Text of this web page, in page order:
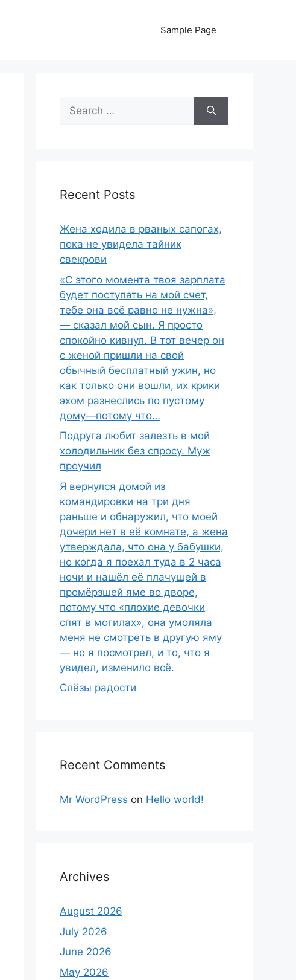
Sample Page
Search
for:
Recent Posts
Жена ходила в рваных сапогах,
пока не увидела тайник
свекрови
«С этого момента твоя зарплата
будет поступать на мой счет,
тебе она всё равно не нужна»,
— сказал мой сын. Я просто
спокойно кивнул. В тот вечер он
с женой пришли на свой
обычный бесплатный ужин, но
как только они вошли, их крики
эхом разнеслись по пустому
дому—потому что…
Подруга любит залезть в мой
холодильник без спросу. Муж
проучил
Я вернулся домой из
командировки на три дня
раньше и обнаружил, что моей
дочери нет в её комнате, а жена
утверждала, что она у бабушки,
но когда я поехал туда в 2 часа
ночи и нашёл её плачущей в
промёрзшей яме во дворе,
потому что «плохие девочки
спят в могилах», она умоляла
меня не смотреть в другую яму
— но я посмотрел, и то, что я
увидел, изменило всё.
Слёзы радости
Recent Comments
Mr WordPress on Hello world!
Archives
August 2026
July 2026
June 2026
May 2026